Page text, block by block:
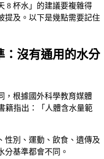
8 杯水」的建議要複雜得
提及。以下是幾點需要記住
：沒有通用的水分
，根據國外科學教育媒體
籍指出：「人體含水量範
性別、運動、飲食、遺傳及
分基準都會不同。